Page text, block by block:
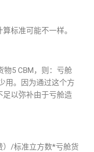
标准可能不一样。
物5 CBM，则：亏舱
用。因为通过这个方
足以弥补由于亏舱造
）/标准立方数*亏舱货